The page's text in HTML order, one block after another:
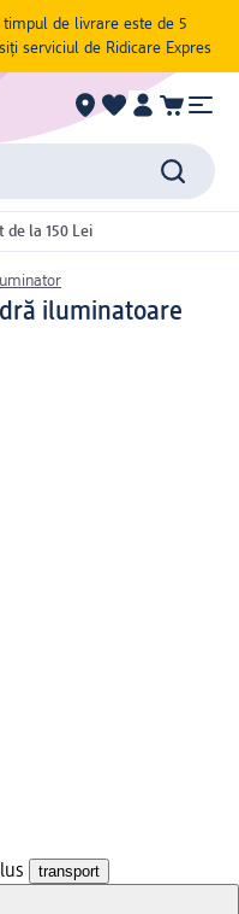
de livrare este de 5
serviciul de Ridicare Expres
de la 150 Lei
iluminatoare
transport